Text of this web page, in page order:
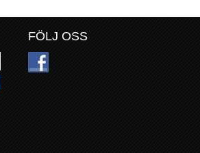
FÖLJ OSS